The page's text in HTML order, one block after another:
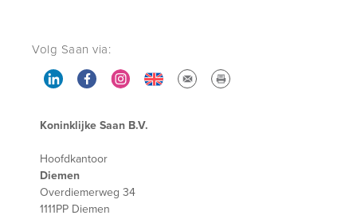
Volg Saan via:
Koninklijke Saan B.V.
Hoofdkantoor
Diemen
Overdiemerweg 34
1111PP Diemen